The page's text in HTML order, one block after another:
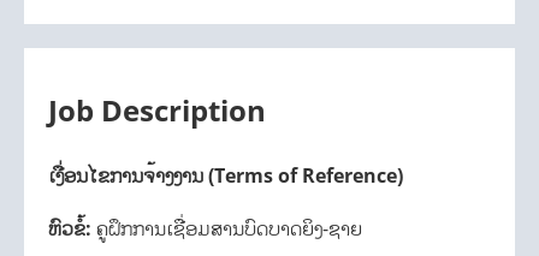
Job Description
ເງື່ອນໄຂການຈ້າງງານ (Terms of Reference)
ຫົວຂໍ້: ຄູຝຶກການເຊື່ອມສານບົດບາດຍິງ-ຊາຍ